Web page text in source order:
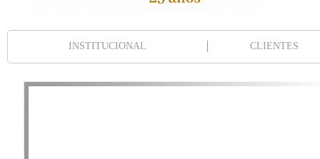
INSTITUCIONAL CLIENTES